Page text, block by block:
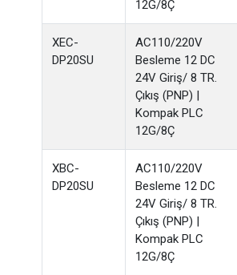
12G/8Ç
XEC-
DP20SU
AC110/220V
Besleme 12 DC
24V Giriş/ 8 TR.
Çıkış (PNP) |
Kompak PLC
12G/8Ç
XBC-
DP20SU
AC110/220V
Besleme 12 DC
24V Giriş/ 8 TR.
Çıkış (PNP) |
Kompak PLC
12G/8Ç